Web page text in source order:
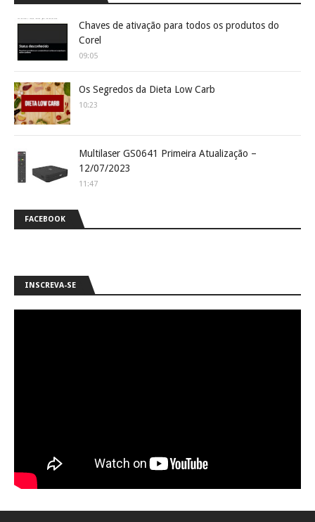
Chaves de ativação para todos os produtos do
Corel
09:05
Os Segredos da Dieta Low Carb
10:23
Multilaser GS0641 Primeira Atualização –
12/07/2023
11:47
FACEBOOK
INSCREVA-SE